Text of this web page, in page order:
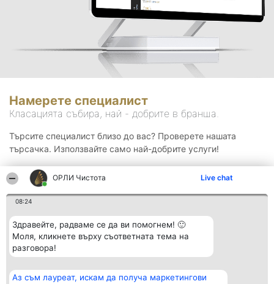
ОРЛИ Чистота Live chat
08:24
Здравейте, радваме се да ви помогнем! 🙂
Моля, кликнете върху съответната тема на
разговора!
Аз съм лауреат, искам да получа маркетингови
Намерете специалист
Класацията събира, най - добрите в бранша.
Търсите специалист близо до вас? Проверете нашата
търсачка. Използвайте само най-добрите услуги!
Организатор на
Класация Контакти